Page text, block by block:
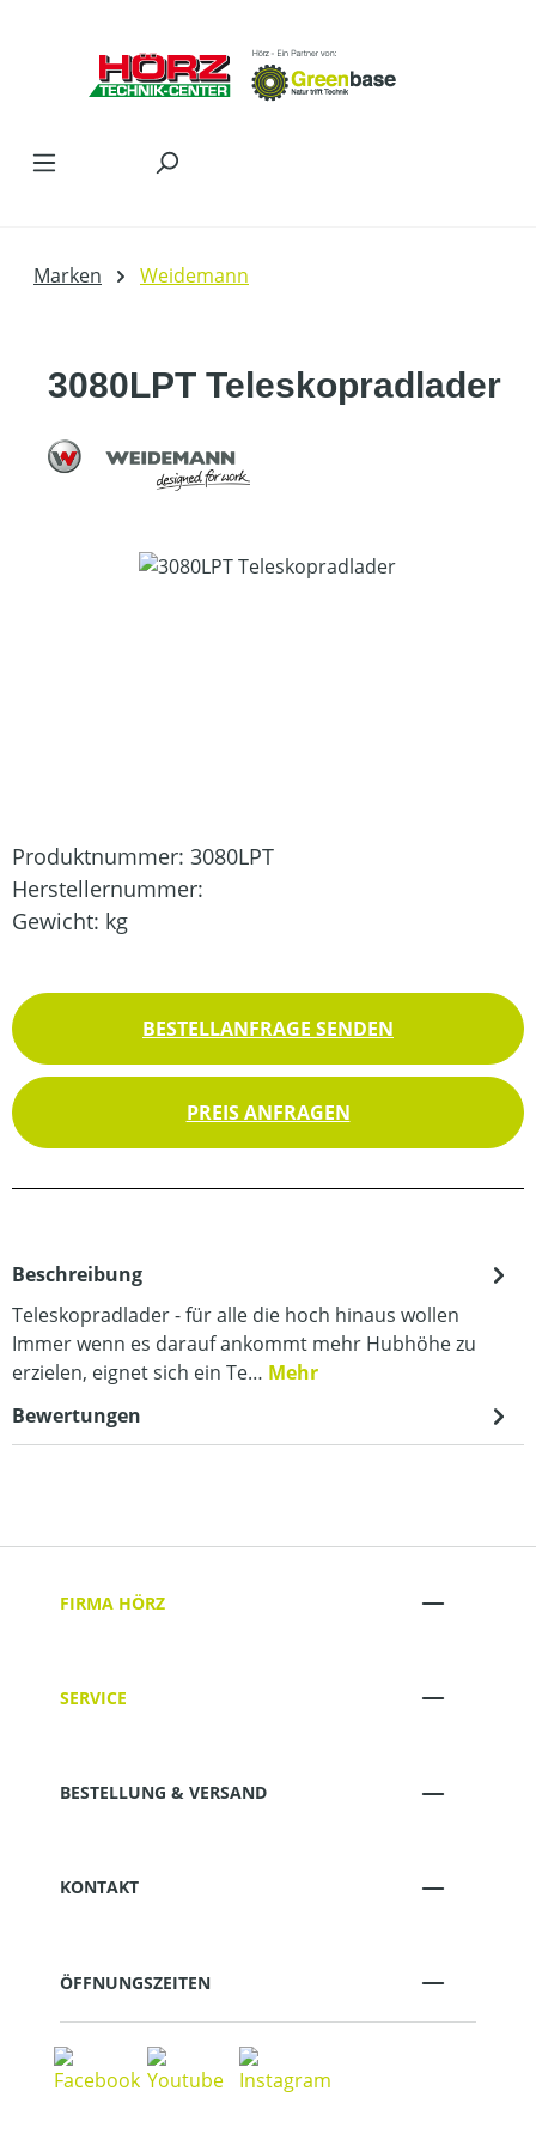
Marken Weidemann
3080LPT Teleskopradlader
Bildergalerie überspringen
Produktnummer: 3080LPT
Herstellernummer:
Gewicht: kg
BESTELLANFRAGE SENDEN
PREIS ANFRAGEN
Beschreibung
Teleskopradlader - für alle die hoch hinaus wollen
Immer wenn es darauf ankommt mehr Hubhöhe zu
erzielen, eignet sich ein Te… Mehr
Bewertungen
FIRMA HÖRZ
SERVICE
BESTELLUNG & VERSAND
KONTAKT
ÖFFNUNGSZEITEN